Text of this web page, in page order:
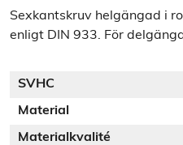
Sexkantskruv helgängad i
enligt DIN 933. För
SVHC
Material
Materialkvalité